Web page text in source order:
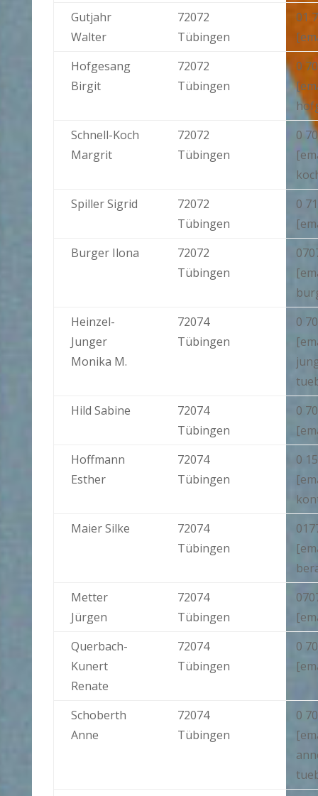
Gutjahr
Walter
72072
Tübingen
01
Hofgesang
Birgit
72072
Tübingen
0
Schnell-Koch
Margrit
72072
Tübingen
0
Spiller Sigrid
72072
Tübingen
0
Burger Ilona
72072
Tübingen
Heinzel-
Junger
Monika M.
72074
Tübingen
0
Hild Sabine
72074
Tübingen
0
Hoffmann
Esther
72074
Tübingen
0
Maier Silke
72074
Tübingen
Metter
Jürgen
72074
Tübingen
Querbach-
Kunert
Renate
72074
Tübingen
0
Schoberth
Anne
72074
Tübingen
0